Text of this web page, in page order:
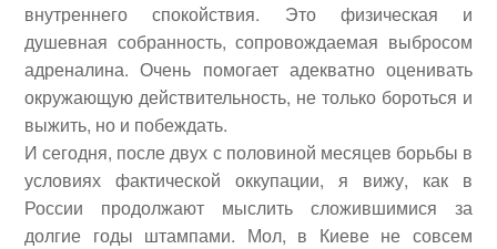
внутреннего спокойствия. Это физическая и
душевная собранность, сопровождаемая выбросом
адреналина. Очень помогает адекватно оценивать
окружающую действительность, не только бороться и
выжить, но и побеждать.
И сегодня, после двух с половиной месяцев борьбы в
условиях фактической оккупации, я вижу, как в
России продолжают мыслить сложившимися за
долгие годы штампами. Мол, в Киеве не совсем